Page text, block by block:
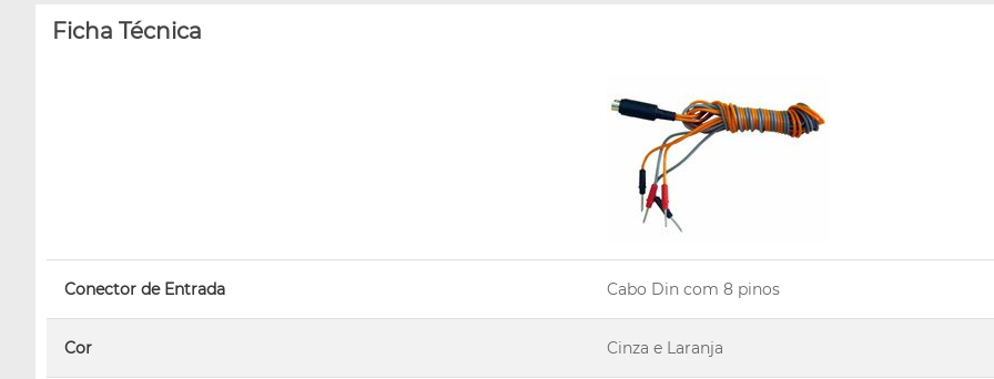
Ficha Técnica
Conector de Entrada Cabo Din com 8 pinos
Cor Cinza e Laranja